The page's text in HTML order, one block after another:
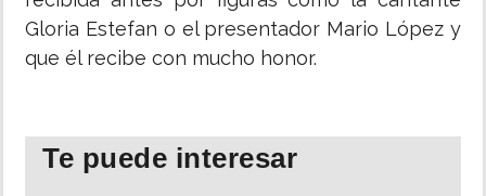
Gloria Estefan o el presentador Mario López y
que él recibe con mucho honor.
Te puede interesar